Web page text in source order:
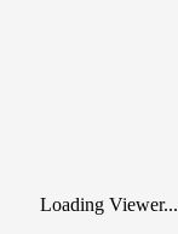
Loading Viewer...